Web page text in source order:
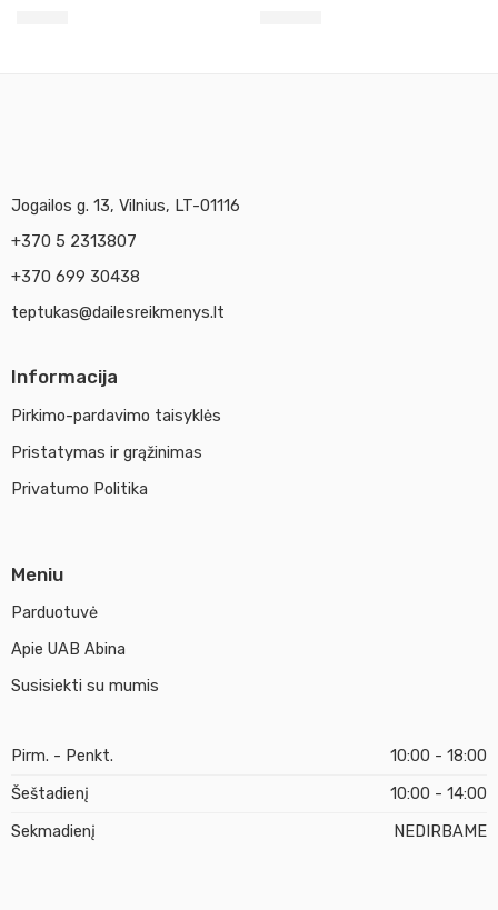
Jogailos g. 13, Vilnius, LT-01116
+370 5 2313807
+370 699 30438
teptukas@dailesreikmenys.lt
Informacija
Pirkimo-pardavimo taisyklės
Pristatymas ir grąžinimas
Privatumo Politika
Meniu
Parduotuvė
Apie UAB Abina
Susisiekti su mumis
Pirm. - Penkt.
10:00 - 18:00
Šeštadienį
10:00 - 14:00
Sekmadienį
NEDIRBAME